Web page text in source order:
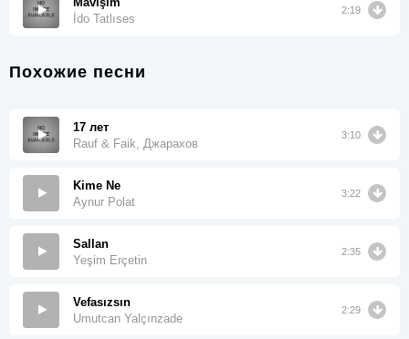
İdo Tatlıses
2:19
Похожие песни
17 лет
Rauf & Faik, Джарахов
3:10
Kime Ne
Aynur Polat
3:22
Sallan
Yeşim Erçetin
2:35
Vefasızsın
Umutcan Yalçınzade
2:29